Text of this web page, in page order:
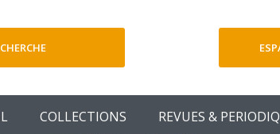
COLLECTIONS REVUES &